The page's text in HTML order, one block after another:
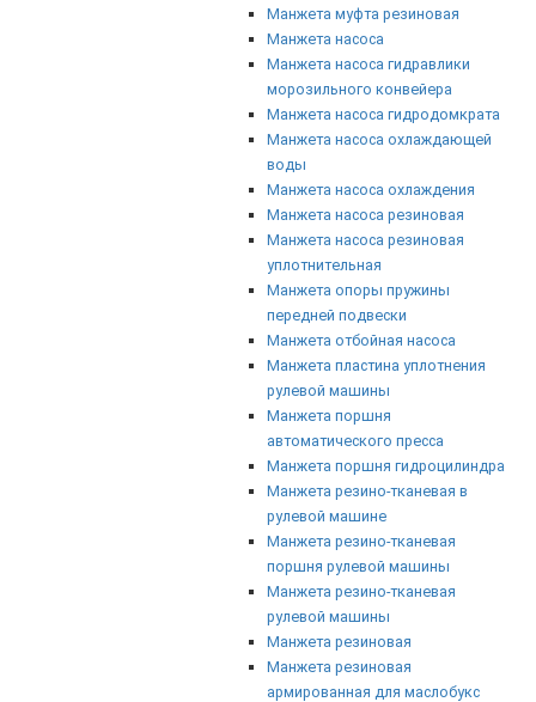
Манжета муфта резиновая
Манжета насоса
Манжета насоса гидравлики
морозильного конвейера
Манжета насоса гидродомкрата
Манжета насоса охлаждающей
воды
Манжета насоса охлаждения
Манжета насоса резиновая
Манжета насоса резиновая
уплотнительная
Манжета опоры пружины
передней подвески
Манжета отбойная насоса
Манжета пластина уплотнения
рулевой машины
Манжета поршня
автоматического пресса
Манжета поршня гидроцилиндра
Манжета резино-тканевая в
рулевой машине
Манжета резино-тканевая
поршня рулевой машины
Манжета резино-тканевая
рулевой машины
Манжета резиновая
Манжета резиновая
армированная для маслобукс